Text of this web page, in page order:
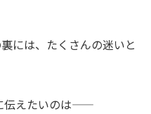
には、たくさんの迷いと
えたいのは――